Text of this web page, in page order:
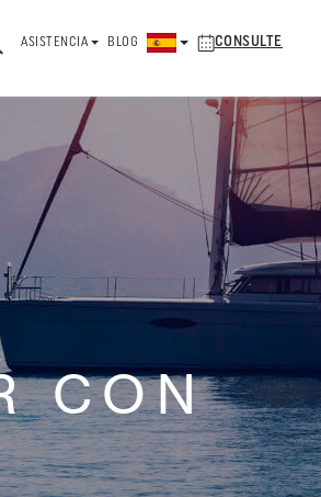
ASISTENCIA BLOG CONSULTE
CON